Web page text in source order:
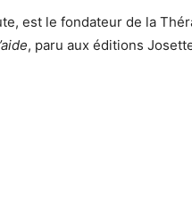
est le fondateur de la
, paru aux éditions